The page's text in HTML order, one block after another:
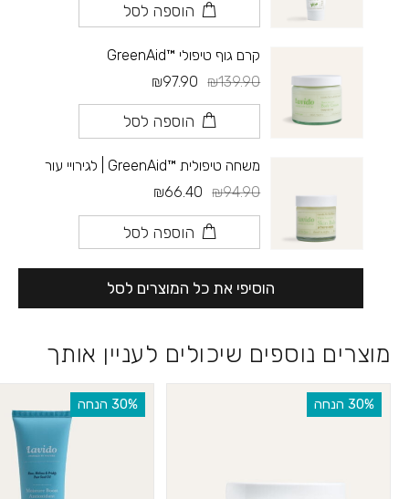
הוספה לסל
קרם גוף טיפולי ™GreenAid
₪139.90
₪97.90
הוספה לסל
משחה טיפולית ™GreenAid | לגירויי עור
₪94.90
₪66.40
הוספה לסל
הוסיפי את כל המוצרים לסל
מוצרים נוספים שיכולים לעניין אותך
‫30% הנחה ‫30% הנחה